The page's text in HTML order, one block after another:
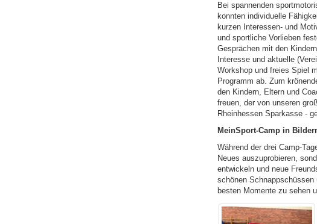
Bei spannenden
konnten individuelle
kurzen Interessen- und
und sportliche Vorlieben
Gesprächen mit den
Interesse und aktuelle
Workshop und freies Spiel
Programm ab. Zum
den Kindern, Eltern und
freuen, der von unseren
Rheinhessen Sparkasse -
MeinSport-Camp in
Während der drei Camp-
Neues auszuprobieren,
entwickeln und neue
schönen Schnappschüssen
besten Momente zu sehen